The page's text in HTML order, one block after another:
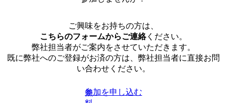
ご興味をお持ちの方は、
こちらのフォームからご連絡ください。
弊社担当者がご案内をさせていただきます。
既に弊社へのご登録がお済の方は、弊社担当者に直接お問
い合わせください。
無
料
参加を申し込む